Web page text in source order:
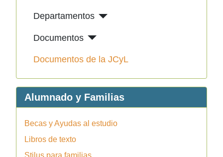
Departamentos
Documentos
Documentos de la JCyL
Alumnado y Familias
Becas y Ayudas al estudio
Libros de texto